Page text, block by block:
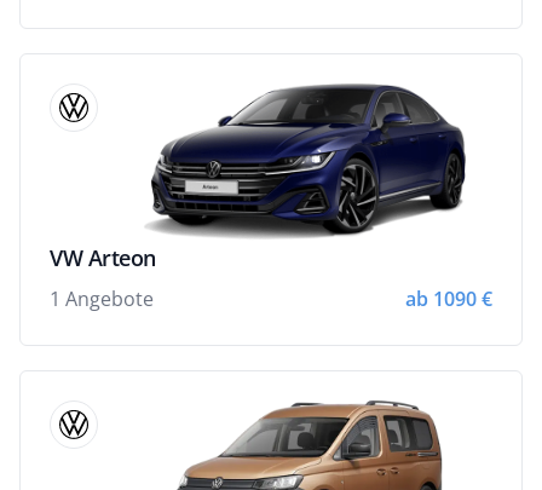
VW Arteon
1 Angebote ab 1090 €